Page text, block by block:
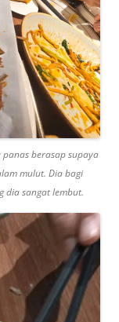
berasap supaya
mulut. Dia bagi
dia sangat lembut.